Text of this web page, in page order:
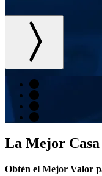
La Mejor Casa
Obtén el Mejor Valor